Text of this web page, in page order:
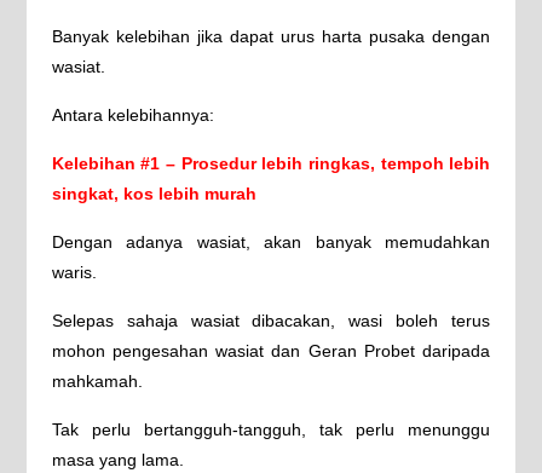
Banyak kelebihan jika dapat urus harta pusaka dengan
wasiat.
Antara kelebihannya:
Kelebihan #1 – Prosedur lebih ringkas, tempoh lebih
singkat, kos lebih murah
Dengan adanya wasiat, akan banyak memudahkan
waris.
Selepas sahaja wasiat dibacakan, wasi boleh terus
mohon pengesahan wasiat dan Geran Probet daripada
mahkamah.
Tak perlu bertangguh-tangguh, tak perlu menunggu
masa yang lama.